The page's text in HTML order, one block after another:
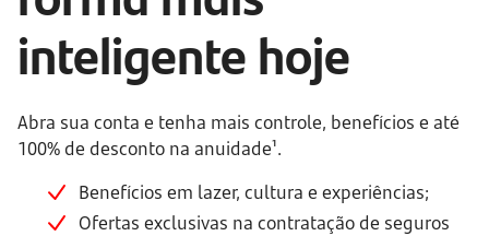
inteligente hoje
Abra sua conta e tenha mais controle, benefícios e até
100% de desconto na anuidade¹.
Benefícios em lazer, cultura e experiências;
Ofertas exclusivas na contratação de seguros